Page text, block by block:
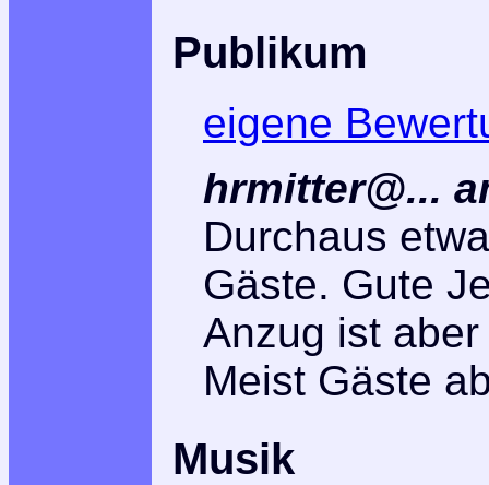
Publikum
eigene
hrmitter@...
Durchaus
Gäste. Gute
Anzug ist
Meist Gäste
Musik